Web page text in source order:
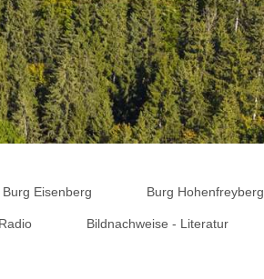
Burg Eisenberg Burg Hohenfreyberg
Bildnachweise - Literatur